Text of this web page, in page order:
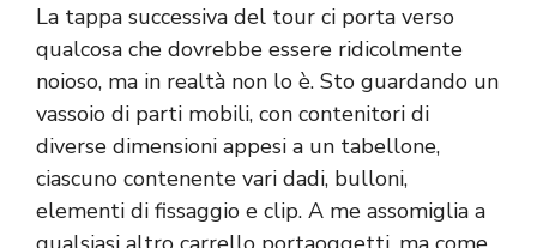
La tappa successiva del tour ci porta verso
qualcosa che dovrebbe essere ridicolmente
noioso, ma in realtà non lo è. Sto guardando un
vassoio di parti mobili, con contenitori di
diverse dimensioni appesi a un tabellone,
ciascuno contenente vari dadi, bulloni,
elementi di fissaggio e clip. A me assomiglia a